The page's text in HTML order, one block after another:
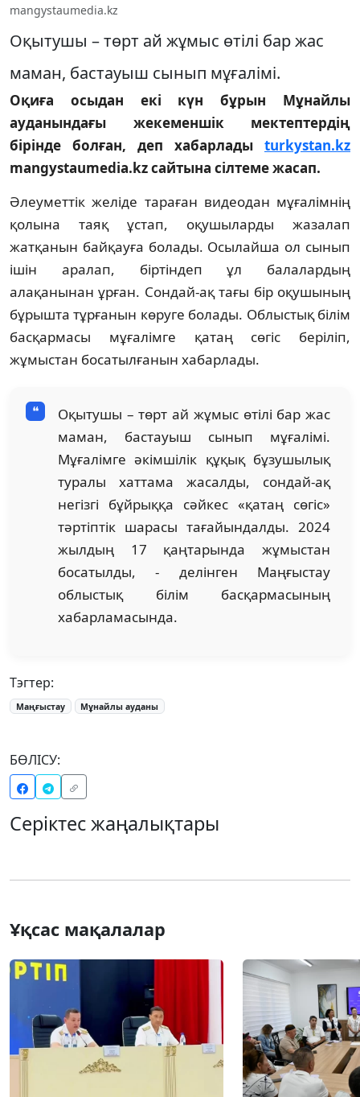
mangystaumedia.kz
Оқытушы – төрт ай жұмыс өтілі бар жас
маман, бастауыш сынып мұғалімі.
Оқиға осыдан екі күн бұрын Мұнайлы
ауданындағы жекеменшік мектептердің
бірінде болған, деп хабарлады turkystan.kz
mangystaumedia.kz сайтына сілтеме жасап.
Әлеуметтік желіде тараған видеодан мұғалімнің
қолына таяқ ұстап, оқушыларды жазалап
жатқанын байқауға болады. Осылайша ол сынып
ішін аралап, біртіндеп ұл балалардың
алақанынан ұрған. Сондай-ақ тағы бір оқушының
бұрышта тұрғанын көруге болады. Облыстық білім
басқармасы мұғалімге қатаң сөгіс беріліп,
жұмыстан босатылғанын хабарлады.
Оқытушы – төрт ай жұмыс өтілі бар жас
маман, бастауыш сынып мұғалімі.
Мұғалімге әкімшілік құқық бұзушылық
туралы хаттама жасалды, сондай-ақ
негізгі бұйрыққа сәйкес «қатаң сөгіс»
тәртіптік шарасы тағайындалды. 2024
жылдың 17 қаңтарында жұмыстан
босатылды, - делінген Маңғыстау
облыстық білім басқармасының
хабарламасында.
Тэгтер:
Маңғыстау Мұнайлы ауданы
БӨЛІСУ:
Серіктес жаңалықтары
Ұқсас мақалалар